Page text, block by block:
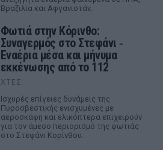
Βραζιλία και Αφγανιστάν.
Φωτιά στην Κόρινθο:
Συναγερμός στο Στεφάνι ‑
Εναέρια μέσα και μήνυμα
εκκένωσης από το 112
ΧΤΕΣ
Ισχυρές επίγειες δυνάμεις της
Πυροσβεστικής ενισχυμένες με
αεροσκάφη και ελικόπτερα επιχειρούν
για τον άμεσο περιορισμό της φωτιάς
στο Στεφάνι Κορίνθου.